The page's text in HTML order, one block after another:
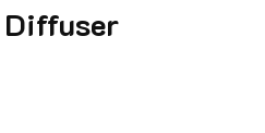
Diffuser